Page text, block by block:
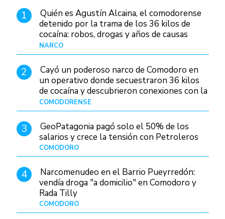
1
Quién es Agustín Alcaina, el comodorense
detenido por la trama de los 36 kilos de
cocaína: robos, drogas y años de causas
judiciales
NARCO
2
Cayó un poderoso narco de Comodoro en
un operativo donde secuestraron 36 kilos
de cocaína y descubrieron conexiones con la
Patagonia
COMODORENSE
3
GeoPatagonia pagó solo el 50% de los
salarios y crece la tensión con Petroleros
COMODORO
4
Narcomenudeo en el Barrio Pueyrredón:
vendía droga "a domicilio" en Comodoro y
Rada Tilly
COMODORO